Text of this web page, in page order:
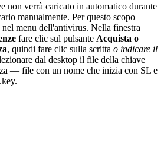
non verrà caricato in automatico durante
manualmente. Per questo scopo
nel menu dell'antivirus. Nella finestra
fare clic sul pulsante Acquista o
, quindi fare clic sulla scritta o indicare il
dal desktop il file della chiave
— file con un nome che inizia con SL e